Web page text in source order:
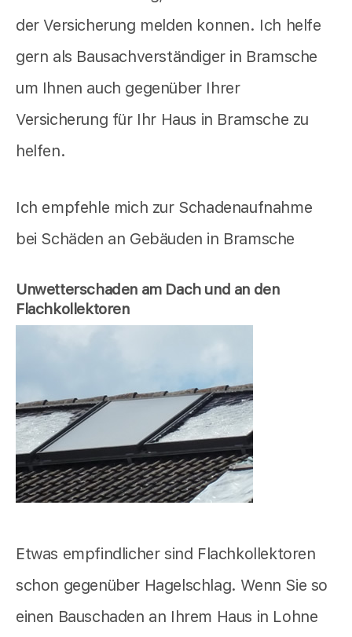
der Versicherung melden konnen. Ich helfe
gern als Bausachverständiger in Bramsche
um Ihnen auch gegenüber Ihrer
Versicherung für Ihr Haus in Bramsche zu
helfen.
Ich empfehle mich zur Schadenaufnahme
bei Schäden an Gebäuden in Bramsche
Unwetterschaden am Dach und an den
Flachkollektoren
Etwas empfindlicher sind Flachkollektoren
schon gegenüber Hagelschlag. Wenn Sie so
einen Bauschaden an Ihrem Haus in Lohne